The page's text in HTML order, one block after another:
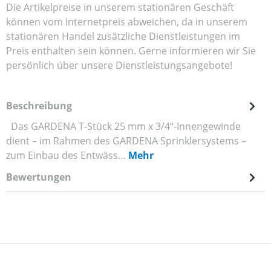
Die Artikelpreise in unserem stationären Geschäft
können vom Internetpreis abweichen, da in unserem
stationären Handel zusätzliche Dienstleistungen im
Preis enthalten sein können. Gerne informieren wir Sie
persönlich über unsere Dienstleistungsangebote!
Beschreibung
Das GARDENA T-Stück 25 mm x 3/4“-Innengewinde
dient – im Rahmen des GARDENA Sprinklersystems –
zum Einbau des Entwäss… Mehr
Bewertungen